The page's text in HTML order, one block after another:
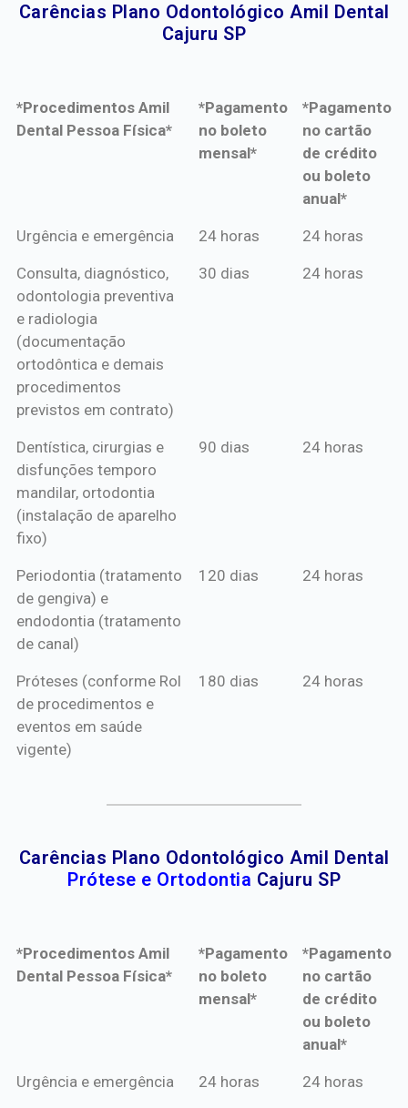
Carências Plano Odontológico Amil Dental
Cajuru SP​
*Procedimentos Amil
Dental Pessoa Física*
*Pagamento
no boleto
mensal*
*Pagamento
no cartão
de crédito
ou boleto
anual*
*Procedimentos Amil
*Pagamento
mensal*
*Pagamento
de crédito
Urgência e emergência 24 horas 24 horas
Consulta, diagnóstico,
odontologia preventiva
e radiologia
(documentação
ortodôntica e demais
procedimentos
previstos em contrato)
30 dias 24 horas
Dentística, cirurgias e
disfunções temporo
mandilar, ortodontia
(instalação de aparelho
fixo)
90 dias 24 horas
Periodontia (tratamento
de gengiva) e
endodontia (tratamento
de canal)
120 dias 24 horas
Próteses (conforme Rol
de procedimentos e
eventos em saúde
vigente)
180 dias 24 horas
Carências Plano Odontológico Amil Dental
Prótese e Ortodontia Cajuru SP
*Procedimentos Amil
Dental Pessoa Física*
*Pagamento
no boleto
mensal*
*Pagamento
no cartão
de crédito
ou boleto
anual*
*Procedimentos Amil
*Pagamento
*Pagamento
Urgência e emergência 24 horas 24 horas